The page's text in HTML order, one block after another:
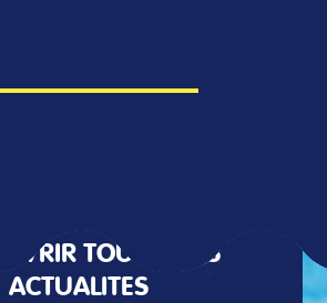
TOUTES LES
ACTUALITÉS